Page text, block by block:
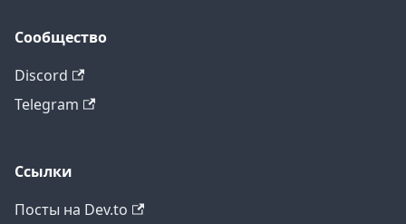
Сообщество
Discord
Telegram
Ссылки
Посты на Dev.to